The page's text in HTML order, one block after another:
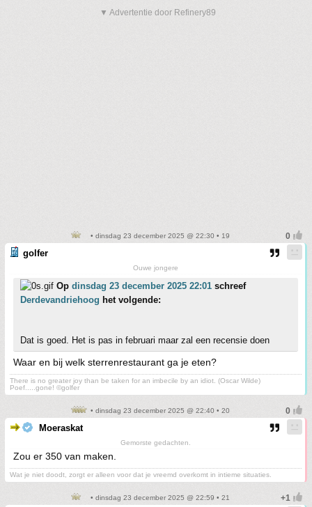
▼ Advertentie door Refinery89
• dinsdag 23 december 2025 @ 22:30 • 19
golfer
Ouwe jongere
Op dinsdag 23 december 2025 22:01 schreef
Derdevandriehoog het volgende:
Dat is goed. Het is pas in februari maar zal een recensie doen
Waar en bij welk sterrenrestaurant ga je eten?
There is no greater joy than be taken for an imbecile by an idiot. (Oscar Wilde)
Poef.....gone! ©golfer
• dinsdag 23 december 2025 @ 22:40 • 20
Moeraskat
Gemorste gedachten.
Zou er 350 van maken.
Wat je niet doodt, zorgt er alleen voor dat je vreemd overkomt in intieme situaties.
• dinsdag 23 december 2025 @ 22:59 • 21